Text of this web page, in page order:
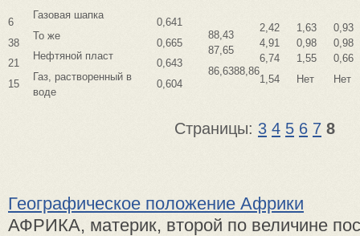
6
38
21
15
Газовая шапка
То же
Нефтяной пласт
Газ, раство­ренный в
воде
0,641
0,665
0,643
0,604
88,43
87,65
86,6388,86
2,42
4,91
6,74
1,54
1,63
0,98
1,55
Нет
0,93
0,98
0,66
Нет
Страницы: 3 4 5 6 7 8
Географическое положение Африки
АФРИКА, материк, второй по величине